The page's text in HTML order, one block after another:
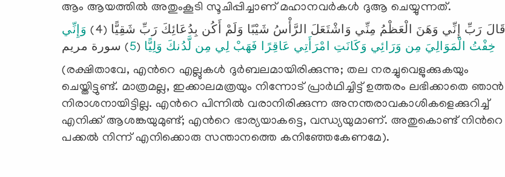
ആം ആയത്തില്‍ അതുംകൂടി സൂചിപ്പിച്ചാണ് മഹാനവര്‍കള്‍ ദുആ ചെയ്യുന്നത്.
قَالَ رَبِّ إِنِّي وَهَنَ الْعَظْمُ مِنِّي وَاشْتَعَلَ الرَّأْسُ شَيْبًا وَلَمْ أَكُن بِدُعَائِكَ رَبِّ شَقِيًّا (4)
وَإِنِّي
خِفْتُ الْمَوَالِيَ مِن وَرَائِي وَكَانَتِ امْرَأَتِي عَاقِرًا فَهَبْ لِي مِن لَّدُنكَ وَلِيًّا (
5) سورة مريم
(രക്ഷിതാവേ, എന്‍റെ എല്ലുകള്‍ ദുര്‍ബലമായിരിക്കുന്നു; തല നരച്ചുവെളുക്കുകയും
ചെയ്തിട്ടുണ്ട്. മാത്രമല്ല, ഇക്കാലമത്രയും നിന്നോട് പ്രാര്‍ഥിച്ചിട്ട് ഉത്തരം ലഭിക്കാതെ ഞാന്‍
നിരാശനായിട്ടില്ല. എന്‍റെ പിന്നില്‍ വരാനിരിക്കുന്ന അനന്തരാവകാശികളെക്കുറിച്ച്
എനിക്ക് ആശങ്കയുമുണ്ട്; എന്‍റെ ഭാര്യയാകട്ടെ, വന്ധ്യയുമാണ്. അതുകൊണ്ട് നിന്‍റെ
പക്കല്‍ നിന്ന് എനിക്കൊരു സന്താനത്തെ കനിഞ്ഞേകേണമേ).